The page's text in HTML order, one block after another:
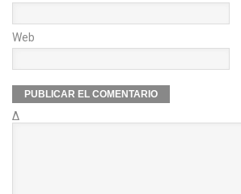
Web
Δ